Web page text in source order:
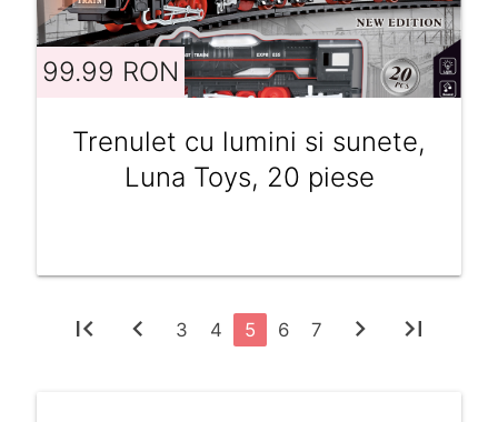
99.99 RON
Trenulet cu lumini si sunete,
Luna Toys, 20 piese
first_page chevron_left 3 4 5 6 7 chevron_right last_page